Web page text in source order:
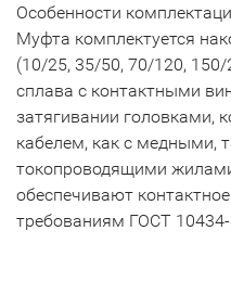
Особенности
Муфта комплектуется
(10/25, 35/50, 70/120,
сплава с контактными
затягивании головками,
кабелем, как с медными,
токопроводящими
обеспечивают
требованиям ГОСТ 10434-